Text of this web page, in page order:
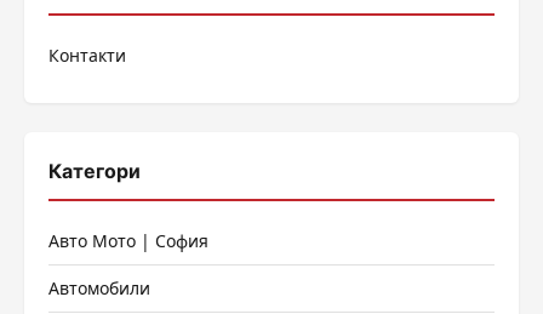
Контакти
Категори
Авто Мото | София
Автомобили